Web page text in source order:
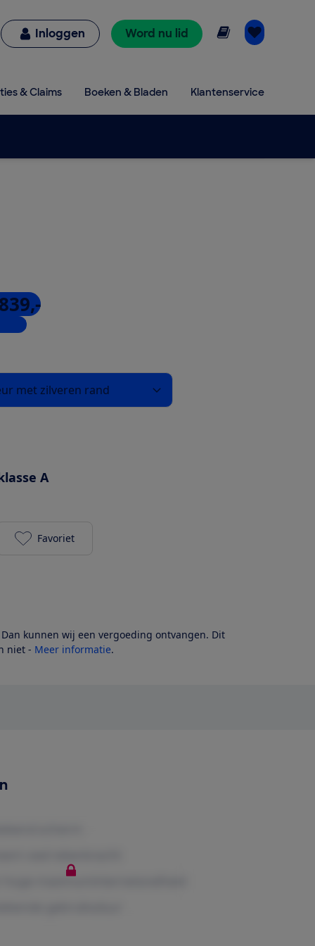
Inloggen Word nu lid Online lezen
& Claims Boeken & Bladen Klantenservice
met zilveren rand
A
Bosch WGG244FLNL toevoegen aan je favorieten
Favoriet
kunnen wij een vergoeding ontvangen. Dit
niet - Meer informatie.